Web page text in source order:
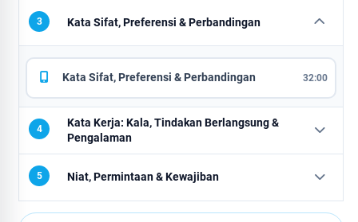
3 Kata Sifat, Preferensi & Perbandingan
Kata Sifat, Preferensi & Perbandingan 32:00
4
Kata Kerja: Kala, Tindakan Berlangsung &
Pengalaman
5 Niat, Permintaan & Kewajiban